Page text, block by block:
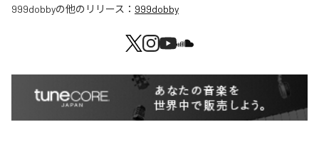
999dobbyの他のリリース： 999dobby